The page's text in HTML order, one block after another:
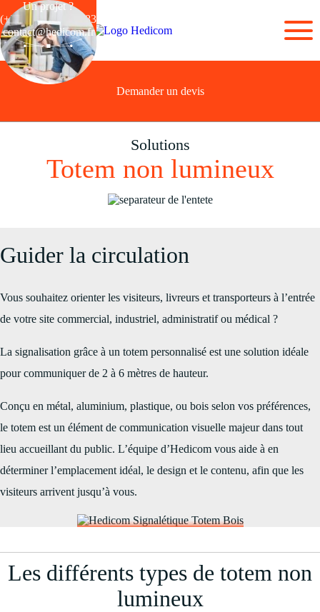
Un projet ?
(+33) 03 28 44 26 83
contact@hedicom.fr
Demander un devis
Solutions
Totem non lumineux
Guider la circulation
Vous souhaitez orienter les visiteurs, livreurs et transporteurs à l’entrée
de votre site commercial, industriel, administratif ou médical ?
La signalisation grâce à un totem personnalisé est une solution idéale
pour communiquer de 2 à 6 mètres de hauteur.
Conçu en métal, aluminium, plastique, ou bois selon vos préférences,
le totem est un élément de communication visuelle majeur dans tout
lieu accueillant du public. L’équipe d’Hedicom vous aide à en
déterminer l’emplacement idéal, le design et le contenu, afin que les
visiteurs arrivent jusqu’à vous.
Les différents types de totem non
lumineux